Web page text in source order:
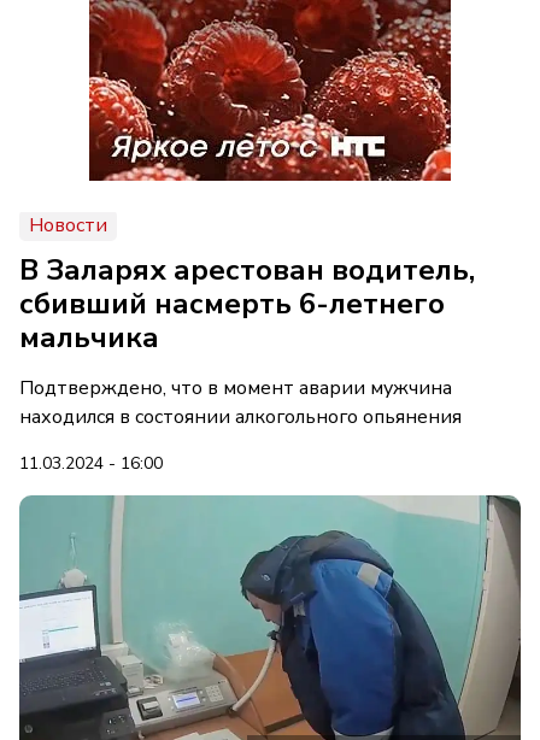
Новости
В Заларях арестован водитель,
сбивший насмерть 6-летнего
мальчика
Подтверждено, что в момент аварии мужчина
находился в состоянии алкогольного опьянения
11.03.2024 - 16:00